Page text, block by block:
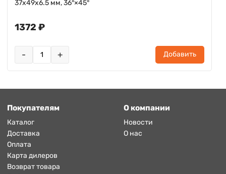
37x49x6.5 мм, 36°×45°
1372 ₽
- + Добавить
Покупателям
Каталог
Доставка
Оплата
Карта дилеров
Возврат товара
О компании
Новости
О нас